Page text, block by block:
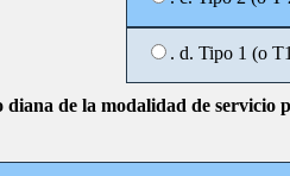
. d. Tipo 1 (o
diana de la modalidad de servicio